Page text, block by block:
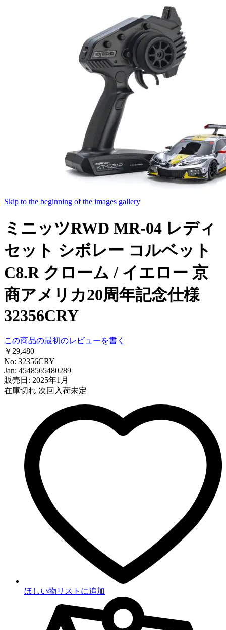
Skip to the beginning of the images gallery
ミニッツRWD MR-04 レディ
セット シボレー コルベット
C8.R クローム / イエロー 京
商アメリカ20周年記念仕様
32356CRY
この商品の最初のレビューを書く
￥29,480
No: 32356CRY
Jan: 4548565480289
販売日: 2025年1月
在庫切れ 次回入荷未定
ほしい物リストに追加